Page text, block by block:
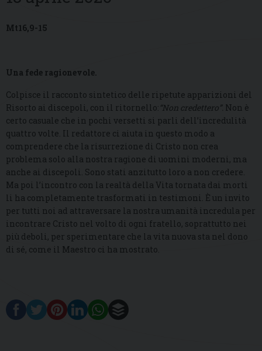
Mt16,9-15
Una fede ragionevole.
Colpisce il racconto sintetico delle ripetute apparizioni del
Risorto ai discepoli, con il ritornello: “Non credettero”. Non è
certo casuale che in pochi versetti si parli dell’incredulità
quattro volte. Il redattore ci aiuta in questo modo a
comprendere che la risurrezione di Cristo non crea
problema solo alla nostra ragione di uomini moderni, ma
anche ai discepoli. Sono stati anzitutto loro a non credere.
Ma poi l’incontro con la realtà della Vita tornata dai morti
li ha completamente trasformati in testimoni. È un invito
per tutti noi ad attraversare la nostra umanità incredula per
incontrare Cristo nel volto di ogni fratello, soprattutto nei
più deboli, per sperimentare che la vita nuova sta nel dono
di sé, come il Maestro ci ha mostrato.